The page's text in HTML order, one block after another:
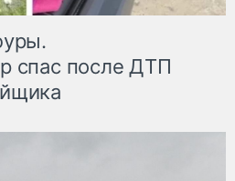
спас после ДТП